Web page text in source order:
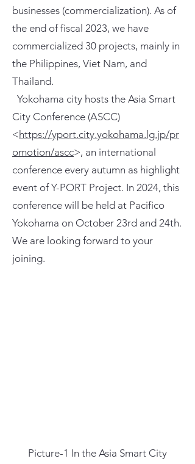
businesses (commercialization). As of
the end of fiscal 2023, we have
commercialized 30 projects, mainly in
the Philippines, Viet Nam, and
Thailand.
Yokohama city hosts the Asia Smart
City Conference (ASCC)
<https://yport.city.yokohama.lg.jp/pr
omotion/ascc>, an international
conference every autumn as highlight
event of Y-PORT Project. In 2024, this
conference will be held at Pacifico
Yokohama on October 23rd and 24th.
We are looking forward to your
joining.
Picture-1 In the Asia Smart City